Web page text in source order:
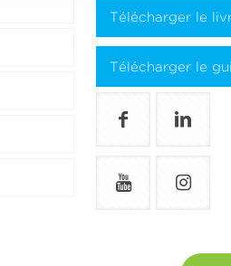
Télécharger le
Télécharger le